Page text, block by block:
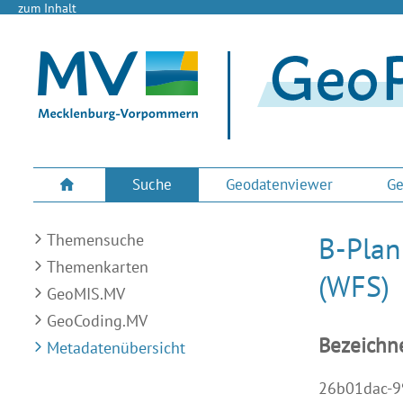
zum Inhalt
Suche Geodatenviewer
Themensuche
Themenkarten
GeoMIS.MV
GeoCoding.MV
Metadatenübersicht
B-
(WFS)
26b01dac-